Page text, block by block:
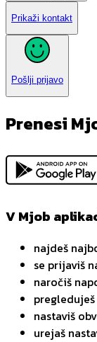
Prikaži kontakt
Pošlji prijavo
Prenesi
V Mjob
najdeš
se prijaviš
naročiš
nastaviš
urejaš